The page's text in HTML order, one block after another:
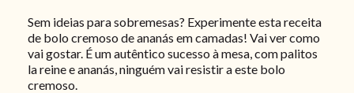
Sem ideias para sobremesas? Experimente esta receita
de bolo cremoso de ananás em camadas! Vai ver como
vai gostar. É um autêntico sucesso à mesa, com palitos
la reine e ananás, ninguém vai resistir a este bolo
cremoso.